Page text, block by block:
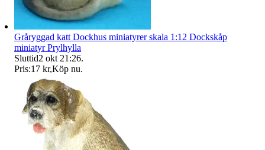
Gråryggad katt Dockhus miniatyrer skala 1:12 Dockskåp
miniatyr Prylhylla
Sluttid2 okt 21:26.
Pris:17 kr,Köp nu.